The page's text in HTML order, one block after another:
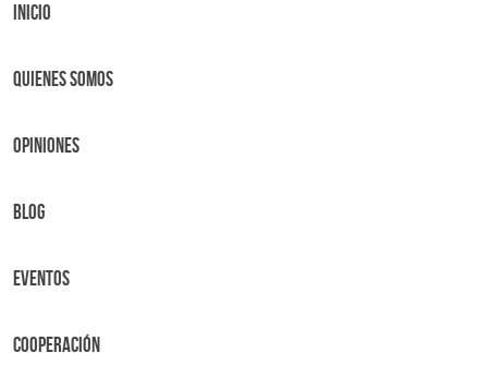
Inicio
Quienes Somos
OPINIONES
BLOG
Eventos
Cooperación